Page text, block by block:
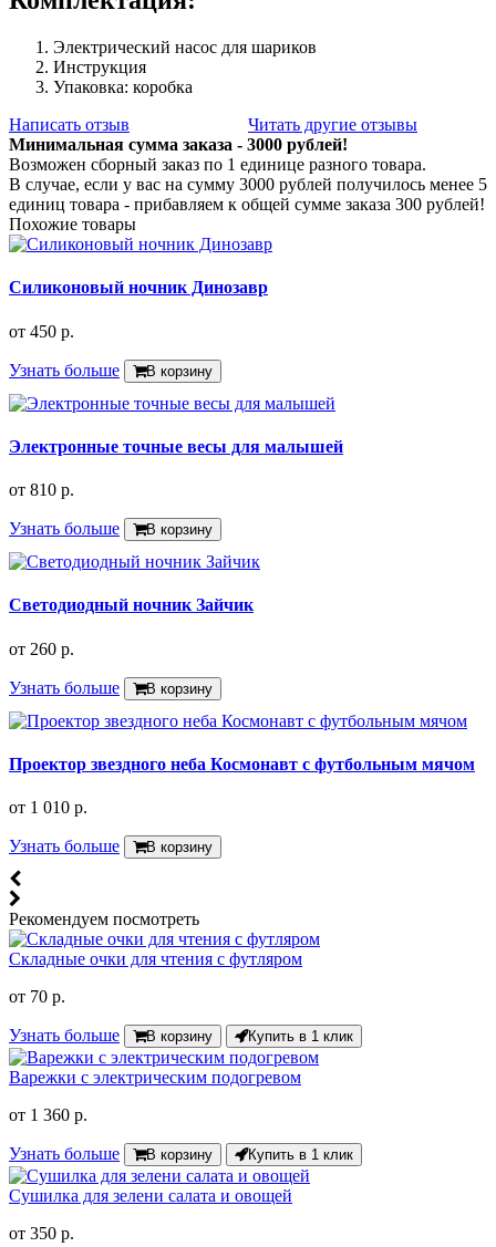
Электрический насос для шариков
Инструкция
Упаковка: коробка
Написать отзыв
Читать другие отзывы
Минимальная сумма заказа - 3000 рублей!
Возможен сборный заказ по 1 единице разного товара.
В случае, если у вас на сумму 3000 рублей получилось менее 5
единиц товара - прибавляем к общей сумме заказа 300 рублей!
Похожие товары
Силиконовый ночник Динозавр
от 450 р.
Узнать больше В корзину
Электронные точные весы для малышей
от 810 р.
Узнать больше В корзину
Светодиодный ночник Зайчик
от 260 р.
Узнать больше В корзину
Проектор звездного неба Космонавт с футбольным мячом
от 1 010 р.
Узнать больше В корзину
Рекомендуем посмотреть
Складные очки для чтения с футляром
от 70 р.
Узнать больше В корзину Купить в 1 клик
Варежки с электрическим подогревом
от 1 360 р.
Узнать больше В корзину Купить в 1 клик
Сушилка для зелени салата и овощей
от 350 р.